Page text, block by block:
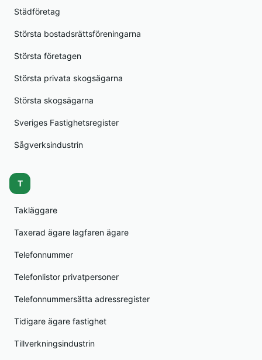
Städföretag
Största bostadsrättsföreningarna
Största företagen
Största privata skogsägarna
Största skogsägarna
Sveriges Fastighetsregister
Sågverksindustrin
T
Takläggare
Taxerad ägare lagfaren ägare
Telefonnummer
Telefonlistor privatpersoner
Telefonnummersätta adressregister
Tidigare ägare fastighet
Tillverkningsindustrin